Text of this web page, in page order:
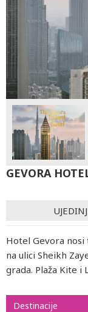
GEVORA
Hotel Gevora nosi
na ulici Sheikh
grada. Plaža Kite i
Destinacije